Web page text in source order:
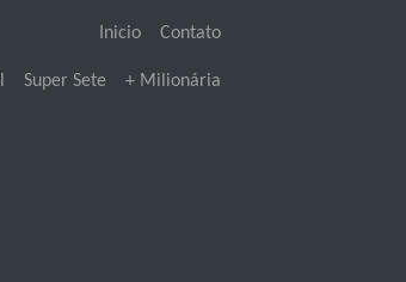
Inicio Contato
Super Sete + Milionária